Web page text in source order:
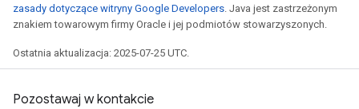
zasady dotyczące witryny Google Developers. Java jest zastrzeżonym
znakiem towarowym firmy Oracle i jej podmiotów stowarzyszonych.
Ostatnia aktualizacja: 2025-07-25 UTC.
Pozostawaj w kontakcie